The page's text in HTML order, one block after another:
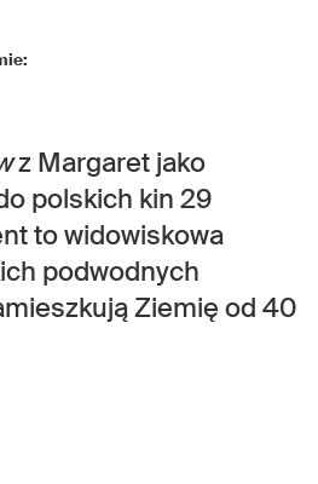
z Margaret jako
polskich kin 29
to widowiskowa
podwodnych
Ziemię od 40